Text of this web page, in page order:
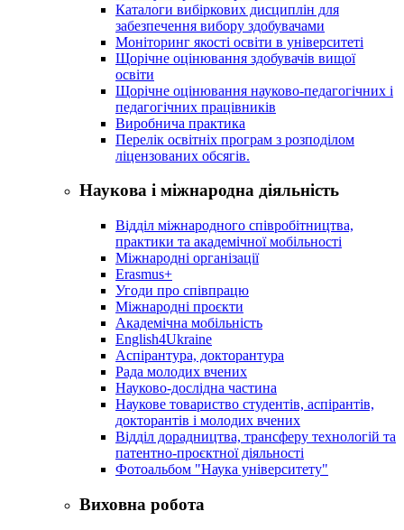
Каталоги вибіркових дисциплін для
забезпечення вибору здобувачами
Моніторинг якості освіти в університеті
Щорічне оцінювання здобувачів вищої
освіти
Щорічне оцінювання науково-педагогічних і
педагогічних працівників
Виробнича практика
Перелік освітніх програм з розподілoм
ліцензoваних oбсягів.
Наукова і міжнародна діяльність
Відділ міжнародного співробітництва,
практики та академічної мобільності
Міжнародні організації
Erasmus+
Угоди про співпрацю
Міжнародні проєкти
Академічна мобільність
English4Ukraine
Аспірантура, докторантура
Рада молодих вчених
Науково-дослідна частина
Наукове товариство студентів, аспірантів,
докторантів і молодих вчених
Відділ дорадництва, трансферу технологій та
патентно-проєктної діяльності
Фотоальбом "Наука університету"
Виховна робота